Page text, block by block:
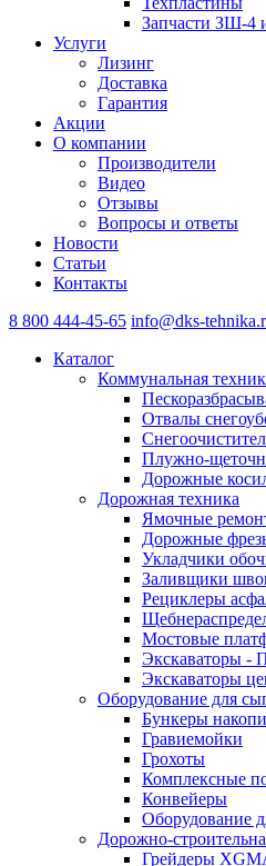
Запчасти ЗШ-4
Услуги
Лизинг
Доставка
Гарантия
Акции
О компании
Производители
Видео
Отзывы
Вопросы и ответы
Новости
Статьи
Контакты
8 800 444-45-65 info@dks-
Каталог
Коммунальная
Отвалы
Плужно-
Дорожные
Дорожная техника
Ямочные
Дорожные
Укладчики
Заливщики
Рециклеры
Мостовые
Экскаваторы -
Экскаваторы
Оборудование для
Бункеры
Гравиемойки
Грохоты
Комплексные
Конвейеры
Оборудование
Дорожно-
Грейдеры